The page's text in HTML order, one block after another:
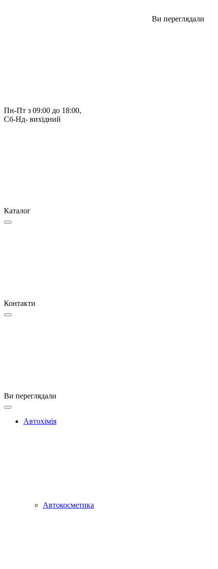
Ви переглядали
Пн-Пт з 09:00 до 18:00,
Сб-Нд- вихідний
Каталог
Контакти
Ви переглядали
Автохімія
Автокосметика